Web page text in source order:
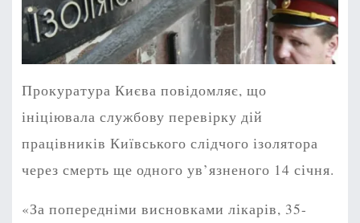
Прокуратура Києва повідомляє, що
ініціювала службову перевірку дій
працівників Київського слідчого ізолятора
через смерть ще одного ув’язненого 14 січня.
«За попередніми висновками лікарів, 35-